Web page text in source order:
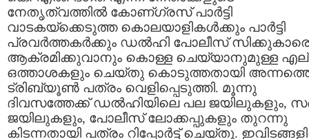
നേതൃത്വത്തില്‍ കോണ്ഗ്രസ് പാര്‍ട്ടി
വാടകയ്ക്കെടുത്ത കൊലയാളികള്‍ക്കും പാര്‍ട്ടി
പ്രവര്‍ത്തകര്‍ക്കും ഡല്‍ഹി പോലീസ്‌
ആക്രമിക്കുവാനും കൊള്ള ചെയ്യാനുമുള്ള
ഒത്താശകളും ചെയ്തു കൊടുത്തതായി
ട്രിബ്യൂണ്‍ പത്രം വെളിപ്പെടുത്തി. മൂന്നു
ദിവസത്തേക്ക്‌ ഡല്‍ഹിയിലെ പല ജയിലുകളും,
ജയിലുകളും, പോലീസ്‌ ലോക്കപ്പുകളും തുറന്നു
കിടന്നതായി പത്രം റിപ്പോര്‍ട്ട് ചെയ്തു.